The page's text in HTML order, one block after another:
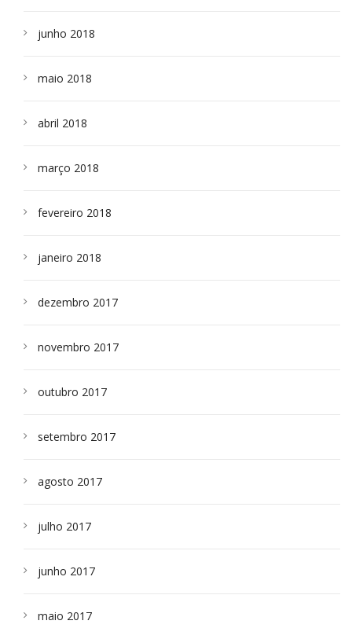
junho 2018
maio 2018
abril 2018
março 2018
fevereiro 2018
janeiro 2018
dezembro 2017
novembro 2017
outubro 2017
setembro 2017
agosto 2017
julho 2017
junho 2017
maio 2017